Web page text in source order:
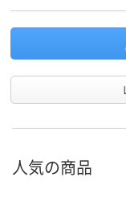
人気の商品